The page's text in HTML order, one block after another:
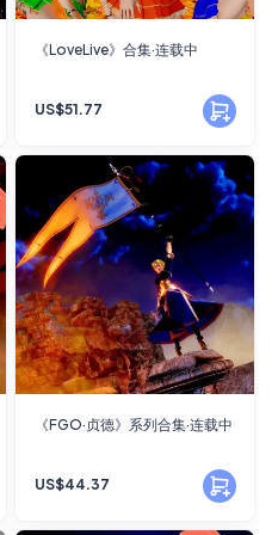
《LoveLive》合集·连载中
US$51.77
《FGO·贞德》系列合集·连载中
US$44.37